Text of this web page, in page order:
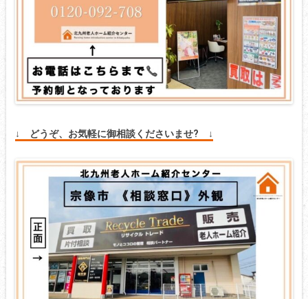
↓ どうぞ、お気軽に御相談くださいませ? ↓